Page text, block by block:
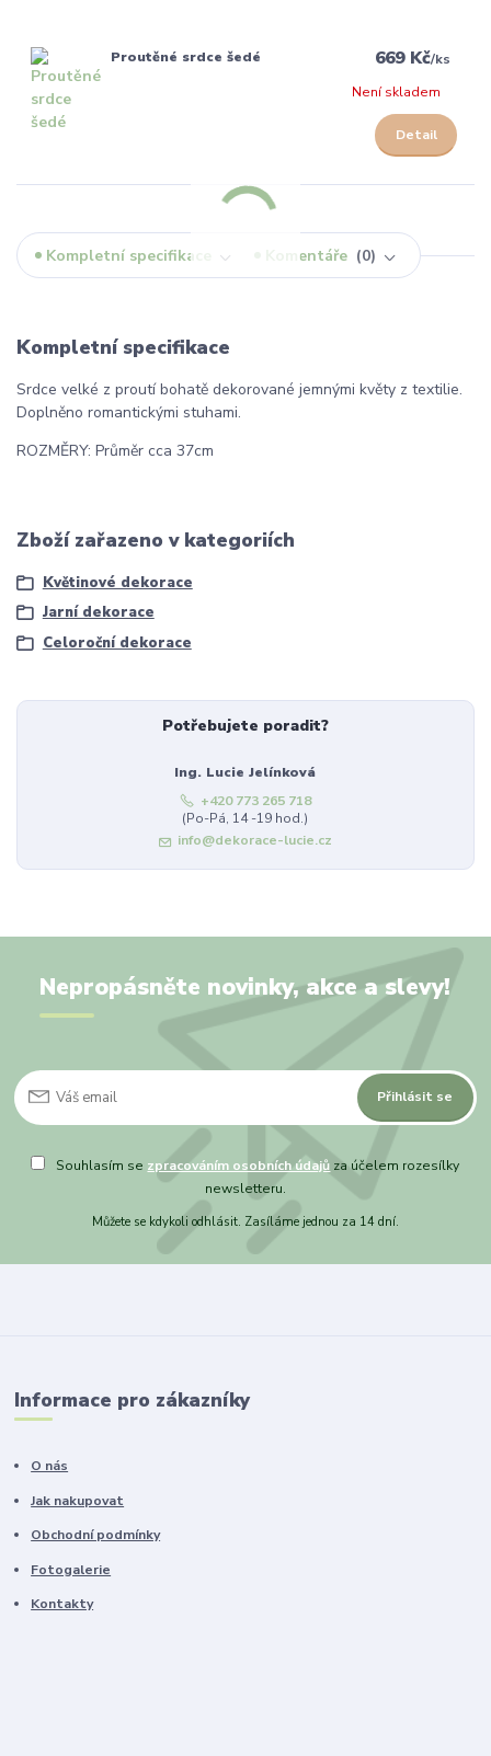
Proutěné srdce šedé 669 Kč/ks
Není skladem
Detail
Kompletní specifikace Komentáře 0
Kompletní specifikace
Srdce velké z proutí bohatě dekorované jemnými květy z textilie.
Doplněno romantickými stuhami.
ROZMĚRY: Průměr cca 37cm
Zboží zařazeno v kategoriích
Květinové dekorace
Jarní dekorace
Celoroční dekorace
Potřebujete poradit?
Ing. Lucie Jelínková
+420 773 265 718
(Po-Pá, 14 -19 hod.)
info@dekorace-lucie.cz
Nepropásněte novinky, akce a slevy!
Přihlásit se
Souhlasím se zpracováním osobních údajů za účelem rozesílky
newsletteru.
Můžete se kdykoli odhlásit. Zasíláme jednou za 14 dní.
Informace pro zákazníky
O nás
Jak nakupovat
Obchodní podmínky
Fotogalerie
Kontakty